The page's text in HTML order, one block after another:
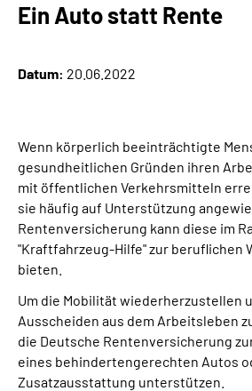
Rente
Beratung & Kontakt
Über uns & Presse
Online-Services
Language
Inhalte in Gebärdensprache (DGS)
Ein Auto statt Rente
Datum: 20.06.2022
Wenn körperlich beeinträchtigte
gesundheitlichen Gründen ihren
mit öffentlichen Verkehrsmitteln
sie häufig auf Unterstützung
Rentenversicherung kann diese im
"Kraftfahrzeug-Hilfe" zur beruflichen
bieten.
Um die Mobilität wiederherzustellen
Ausscheiden aus dem Arbeitsleben
die Deutsche Rentenversicherung
eines behindertengerechten Autos
Zusatzausstattung unterstützen.